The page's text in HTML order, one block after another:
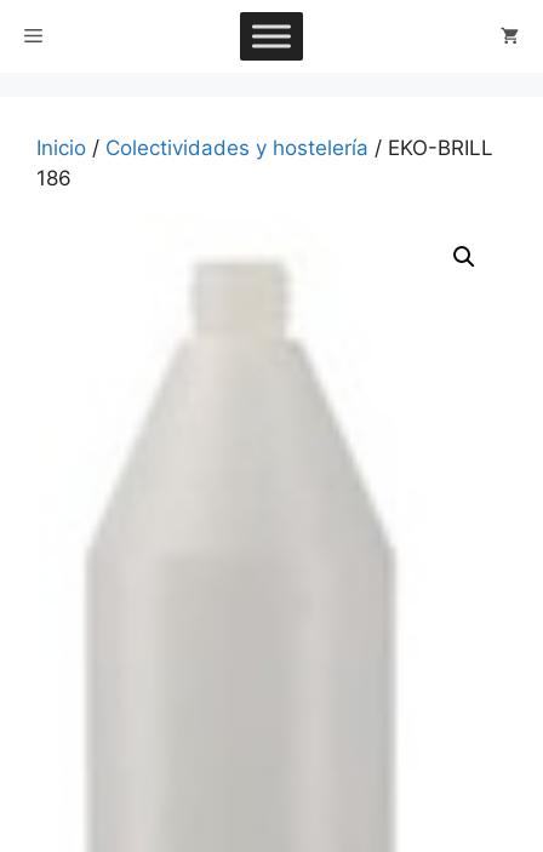
Menú
Inicio / Colectividades y hostelería / EKO-BRILL
186